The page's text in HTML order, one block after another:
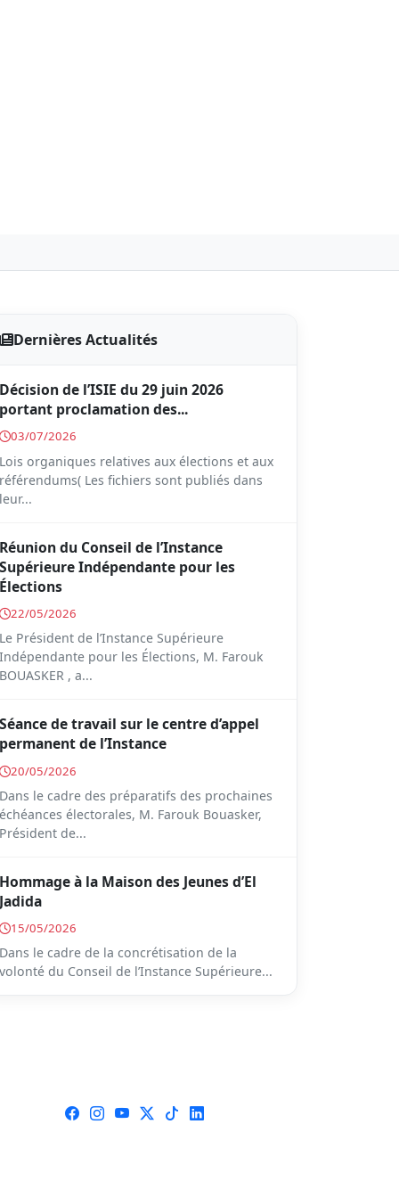
Dernières Actualités
Décision de l’ISIE du 29 juin 2026
portant proclamation des...
03/07/2026
Lois organiques relatives aux élections et aux
référendums( Les fichiers sont publiés dans
leur...
Réunion du Conseil de l’Instance
Supérieure Indépendante pour les
Élections
22/05/2026
Le Président de l’Instance Supérieure
Indépendante pour les Élections, M. Farouk
BOUASKER , a...
Séance de travail sur le centre d’appel
permanent de l’Instance
20/05/2026
Dans le cadre des préparatifs des prochaines
échéances électorales, M. Farouk Bouasker,
Président de...
Hommage à la Maison des Jeunes d’El
Jadida
15/05/2026
Dans le cadre de la concrétisation de la
volonté du Conseil de l’Instance Supérieure...